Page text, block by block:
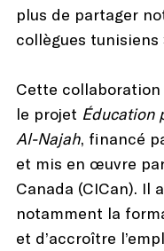
plus de partager
collègues tunisiens
Cette collaboration
le projet Éducation
Al-Najah, financé
et mis en œuvre
Canada (CICan). Il
notamment la
et d’accroître